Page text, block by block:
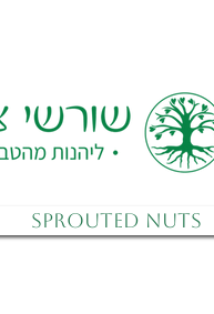
Sprouted Nuts